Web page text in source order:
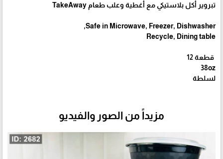
تبروير أكل بلاستيكي مع أغطية وعلب طعام TakeAway
Safe in Microwave, Freezer, Dishwasher,
Recycle, Dining table
قطعة 12
38oz
لسلطة
مزيداً من الصور والفيديو